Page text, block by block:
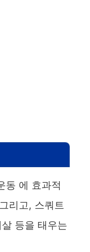
동 에 효과적
리고, 스쿼트
등을 태우는